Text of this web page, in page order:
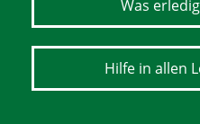
Was
Hilfe in allen